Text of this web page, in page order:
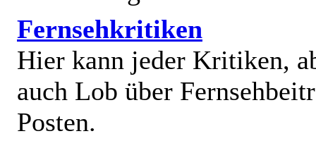
Fernsehkritiken
Hier kann jeder Kritiken,
auch Lob über
Posten.